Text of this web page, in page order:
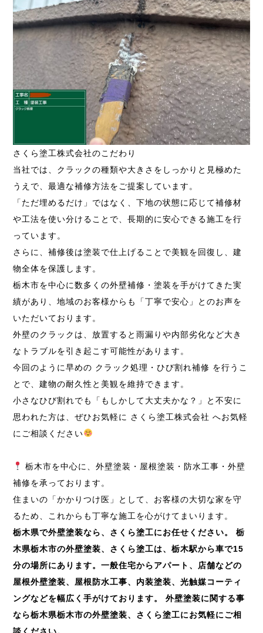
さくら塗工株式会社のこだわり
当社では、クラックの種類や大きさをしっかりと見極めた
うえで、最適な補修方法をご提案しています。
「ただ埋めるだけ」ではなく、下地の状態に応じて補修材
や工法を使い分けることで、長期的に安心できる施工を行
っています。
さらに、補修後は塗装で仕上げることで美観を回復し、建
物全体を保護します。
栃木市を中心に数多くの外壁補修・塗装を手がけてきた実
績があり、地域のお客様からも「丁寧で安心」とのお声を
いただいております。
外壁のクラックは、放置すると雨漏りや内部劣化など大き
なトラブルを引き起こす可能性があります。
今回のように早めの クラック処理・ひび割れ補修 を行うこ
とで、建物の耐久性と美観を維持できます。
小さなひび割れでも「もしかして大丈夫かな？」と不安に
思われた方は、ぜひお気軽に さくら塗工株式会社 へお気軽
にご相談ください
栃木市を中心に、外壁塗装・屋根塗装・防水工事・外壁
補修を承っております。
住まいの「かかりつけ医」として、お客様の大切な家を守
るため、これからも丁寧な施工を心がけてまいります。
栃木県で外壁塗装なら、さくら塗工にお任せください。
栃
木県栃木市の外壁塗装、さくら塗工は、栃木駅から車で15
分の場所にあります。一般住宅からアパート、店舗などの
屋根外壁塗装、屋根防水工事、内装塗装、光触媒コーティ
ングなどを幅広く手がけております。
外壁塗装に関する事
なら栃木県栃木市の外壁塗装、さくら塗工にお気軽にご相